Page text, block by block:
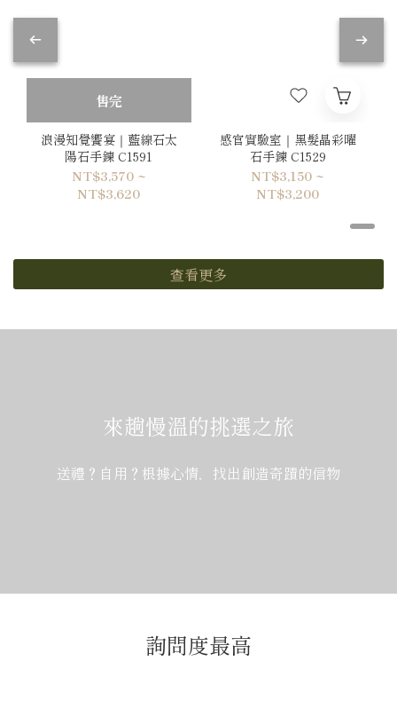
售完
浪漫知覺饗宴｜藍線石太
陽石手鍊 C1591
NT$3,570 ~
NT$3,620
感官實驗室｜黑髮晶彩曜
石手鍊 C1529
NT$3,150 ~
NT$3,200
查看更多
來趟慢溫的挑選之旅
送禮？自用？根據心情，找出創造奇蹟的信物
詢問度最高